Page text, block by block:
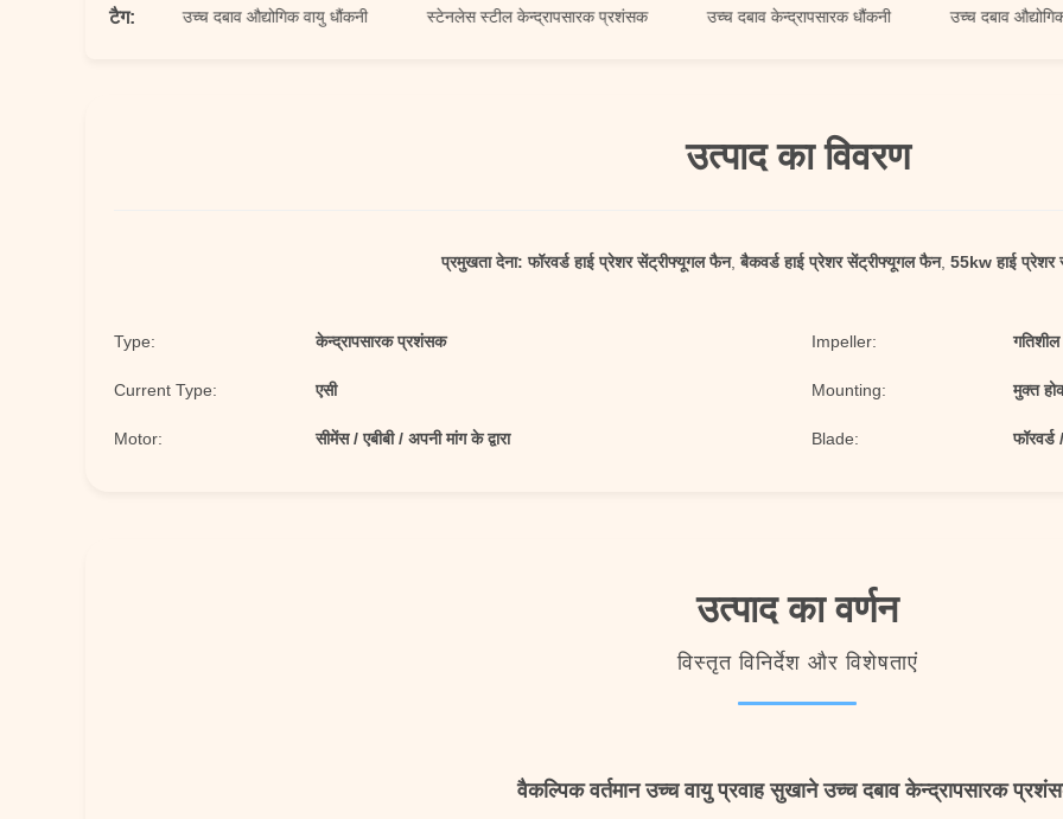
टैग:उच्च दबाव औद्योगिक वायु धौंकनी स्टेनलेस स्टील केन्द्रापसारक प्रशंसक उच्च दबाव केन्द्रापसारक धौंकनी उच्च दबाव औद्योगिक वायु
उत्पाद का विवरण
प्रमुखता देना: फॉरवर्ड हाई प्रेशर सेंट्रीफ्यूगल फैन,बैकवर्ड हाई प्रेशर सेंट्रीफ्यूगल फैन, 55kw हाई प्रेशर
Type: केन्द्रापसारक प्रशंसक Impeller:
Current Type: एसी Mounting: मुक्त
Motor: सीमेंस / एबीबी / अपनी मांग के द्वारा Blade: फॉरवर्ड
उत्पाद का वर्णन
विस्तृत विनिर्देश और विशेषताएं
वैकल्पिक वर्तमान उच्च वायु प्रवाह सुखाने उच्च दबाव केन्द्रापसारक